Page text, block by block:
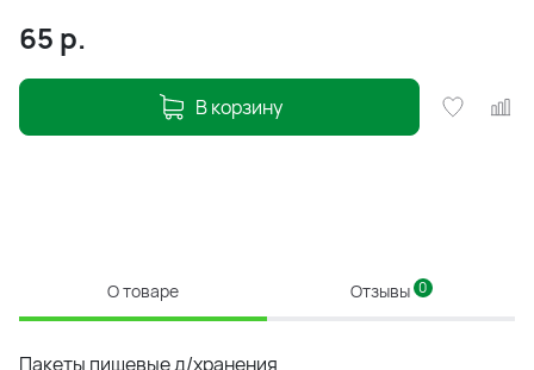
65 р.
В корзину
О товаре Отзывы 0
Пакеты пищевые д/хранения